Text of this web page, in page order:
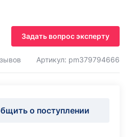
Задать вопрос эксперту
Артикул: pm379794666
о поступлении